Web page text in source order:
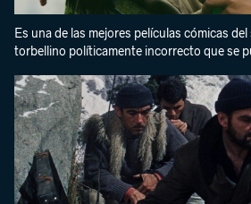
Es una de las mejores películas cómicas
torbellino políticamente incorrecto que se